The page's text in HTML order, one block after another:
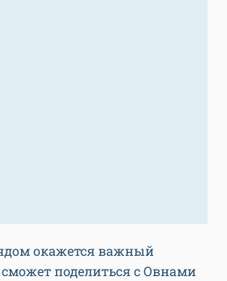
окажется важный
поделиться с Овнами